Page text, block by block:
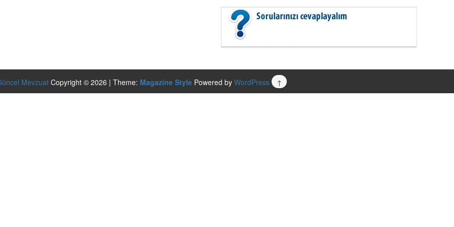
Mevzuat Copyright © 2026 | Theme: Magazine Style Powered by WordPress ↑